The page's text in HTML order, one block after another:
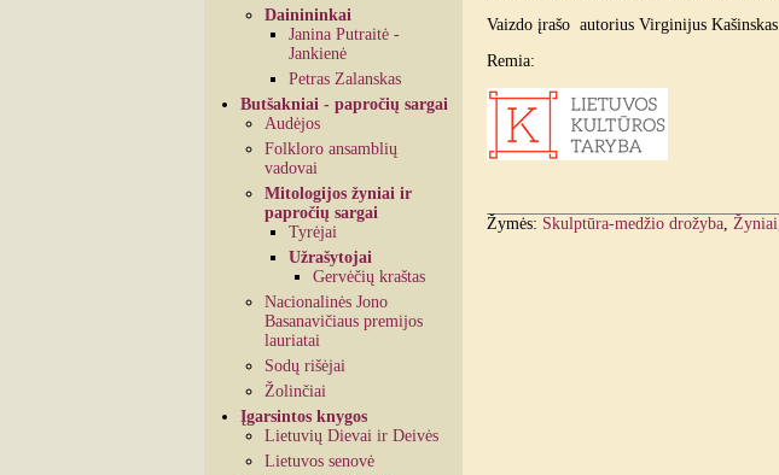
Dainininkai
Janina Putraitė -
Jankienė
Petras Zalanskas
Butšakniai - papročių sargai
Audėjos
Folkloro ansamblių
vadovai
Mitologijos žyniai ir
papročių sargai
Tyrėjai
Užrašytojai
Gervėčių kraštas
Nacionalinės Jono
Basanavičiaus premijos
lauriatai
Sodų rišėjai
Žolinčiai
Įgarsintos knygos
Lietuvių Dievai ir Deivės
Lietuvos senovė
Vaizdo įrašo autorius Virginijus Kašinskas
Remia:
Žymės: Skulptūra-medžio drožyba, Žyniai